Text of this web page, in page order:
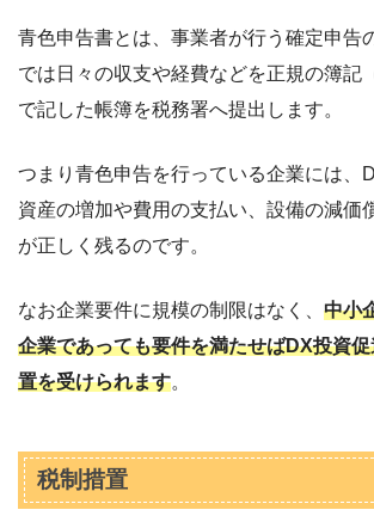
青色申告書とは、事業者が行う確定申告
では日々の収支や経費などを正規の簿記
で記した帳簿を税務署へ提出します。
つまり青色申告を行っている企業には、
資産の増加や費用の支払い、設備の減価
が正しく残るのです。
なお企業要件に規模の制限はなく、 中小
企業であっても要件を満たせばDX投資
置を受けられます。
税制措置